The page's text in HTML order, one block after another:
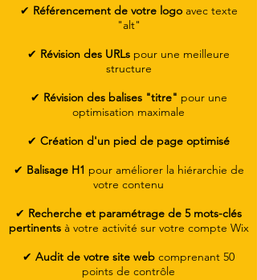
✔ Référencement de votre logoavec texte
"alt"
✔ Révision des URLs pour une meilleure
structure
✔ Révision des balises "titre" pour une
optimisation maximale
✔ Création d'un pied de page optimisé
✔ Balisage H1 pour améliorer la hiérarchie de
votre contenu
✔ Recherche et paramétrage de 5 mots-clés
pertinentsà votre activité sur votre compte Wix
✔ Audit de votre site web comprenant 50
points de contrôle